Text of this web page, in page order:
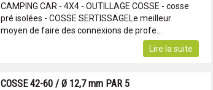
CAMPING CAR - 4X4 - OUTILLAGE COSSE - cosse
pré isolées - COSSE SERTISSAGELe meilleur
moyen de faire des connexions de profe...
Lire la suite
COSSE 42-60 / Ø 12,7 mm PAR 5